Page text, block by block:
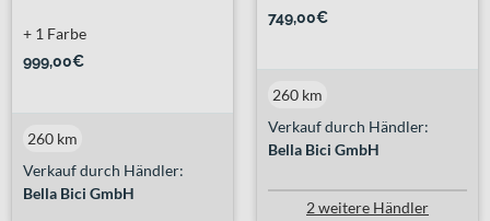
999,00€
+ 1 Farbe
Verkauf durch Händler:
Bella Bici GmbH
260 km
749,00€
Verkauf durch Händler:
Bella Bici GmbH
260 km
2 weitere Händler